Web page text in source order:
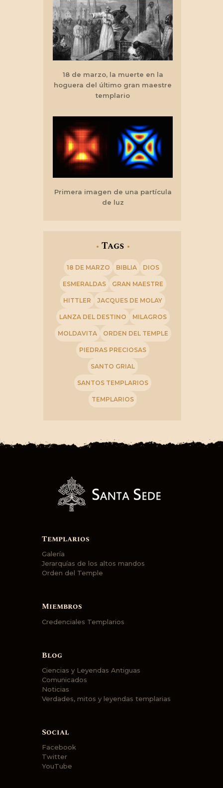
18 de marzo, la muerte en la
hoguera del último gran maestre
templario
Primera imagen de una partícula
de luz
Tags
18 DE MARZO BIBLIA DIOS
ESMERALDAS GRAN MAESTRE
HITTLER JACQUES DE MOLAY
LANZA DEL DESTINO MILAGROS
MOLDAVITA ORDEN DEL TEMPLE
PIEDRAS PRECIOSAS
SANTO GRIAL
SANTOS TEMPLARIOS
TEMPLARIOS
Templarios
Galería
Jerarquías de los altos mandos
Orden del Temple
Miembros
Credenciales Templarios
Blog
Ciencias y Leyendas Antiguas
Comunicados
Noticias
Verdades, mitos y leyendas templarias
Social
Facebook
Twitter
YouTube